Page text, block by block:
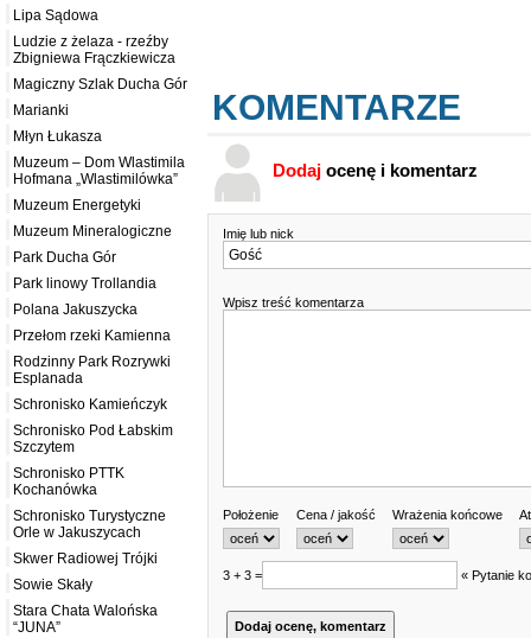
Lipa Sądowa
Ludzie z żelaza - rzeźby
Zbigniewa Frączkiewicza
Magiczny Szlak Ducha Gór
Marianki
Młyn Łukasza
Muzeum – Dom Wlastimila
Hofmana „Wlastimilówka”
Muzeum Energetyki
Muzeum Mineralogiczne
Park Ducha Gór
Park linowy Trollandia
Polana Jakuszycka
Przełom rzeki Kamienna
Rodzinny Park Rozrywki
Esplanada
Schronisko Kamieńczyk
Schronisko Pod Łabskim
Szczytem
Schronisko PTTK
Kochanówka
Schronisko Turystyczne
Orle w Jakuszycach
Skwer Radiowej Trójki
Sowie Skały
Stara Chata Walońska
“JUNA”
KOMENTARZE
Dodaj ocenę i komentarz
Imię lub nick
Wpisz treść komentarza
Położenie Cena / jakość Wrażenia końcowe
3 + 3 = « Pytanie